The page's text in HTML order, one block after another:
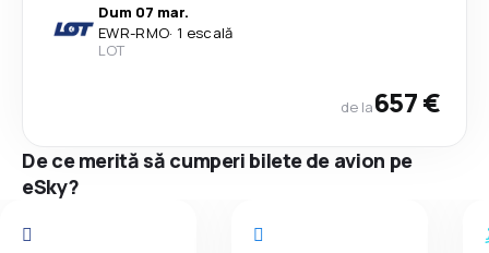
Dum 07 mar.
EWR-RMO· 1 escală
LOT
de la657 €
De ce merită să cumperi bilete de avion pe
eSky?